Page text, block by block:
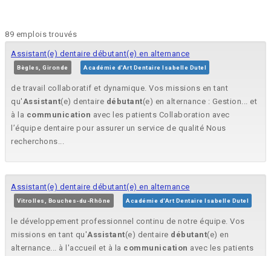
89 emplois trouvés
Assistant(e) dentaire débutant(e) en alternance
Bègles, Gironde Académie d'Art Dentaire Isabelle Dutel
de travail collaboratif et dynamique. Vos missions en tant
qu'Assistant(e) dentaire débutant(e) en alternance : Gestion... et
à la communication avec les patients Collaboration avec
l’équipe dentaire pour assurer un service de qualité Nous
recherchons...
Assistant(e) dentaire débutant(e) en alternance
Vitrolles, Bouches-du-Rhône Académie d'Art Dentaire Isabelle Dutel
le développement professionnel continu de notre équipe. Vos
missions en tant qu'Assistant(e) dentaire débutant(e) en
alternance... à l'accueil et à la communication avec les patients